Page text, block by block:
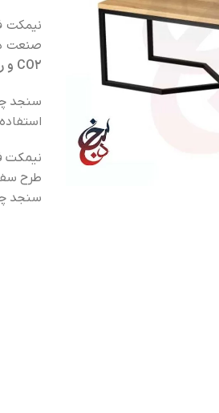
نیمکت
صنعت
CO2 و رنگ کوره ای الکترواستاتیک
سنجد
نیمکت
طرح
سنجد